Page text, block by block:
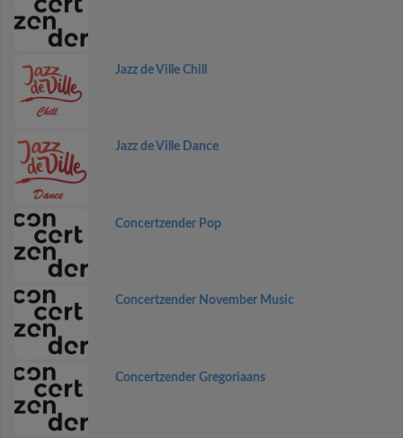
Jazz de Ville Chill
Jazz de Ville Dance
Concertzender Pop
Concertzender November Music
Concertzender Gregoriaans